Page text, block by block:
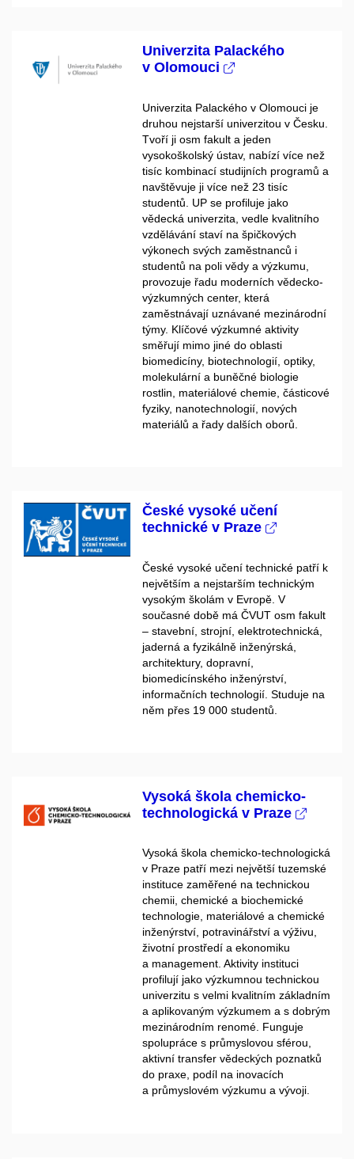
Univerzita Palackého
v Olomouci
Univerzita Palackého v Olomouci je
druhou nejstarší univerzitou v Česku.
Tvoří ji osm fakult a jeden
vysokoškolský ústav, nabízí více než
tisíc kombinací studijních programů a
navštěvuje ji více než 23 tisíc
studentů. UP se profiluje jako
vědecká univerzita, vedle kvalitního
vzdělávání staví na špičkových
výkonech svých zaměstnanců i
studentů na poli vědy a výzkumu,
provozuje řadu moderních vědecko-
výzkumných center, která
zaměstnávají uznávané mezinárodní
týmy. Klíčové výzkumné aktivity
směřují mimo jiné do oblasti
biomedicíny, biotechnologií, optiky,
molekulární a buněčné biologie
rostlin, materiálové chemie, částicové
fyziky, nanotechnologií, nových
materiálů a řady dalších oborů.
České vysoké učení
technické v Praze
České vysoké učení technické patří k
největším a nejstarším technickým
vysokým školám v Evropě. V
současné době má ČVUT osm fakult
– stavební, strojní, elektrotechnická,
jaderná a fyzikálně inženýrská,
architektury, dopravní,
biomedicínského inženýrství,
informačních technologií. Studuje na
něm přes 19 000 studentů.
Vysoká škola chemicko-
technologická v Praze
Vysoká škola chemicko-technologická
v Praze patří mezi největší tuzemské
instituce zaměřené na technickou
chemii, chemické a biochemické
technologie, materiálové a chemické
inženýrství, potravinářství a výživu,
životní prostředí a ekonomiku
a management. Aktivity instituci
profilují jako výzkumnou technickou
univerzitu s velmi kvalitním základním
a aplikovaným výzkumem a s dobrým
mezinárodním renomé. Funguje
spolupráce s průmyslovou sférou,
aktivní transfer vědeckých poznatků
do praxe, podíl na inovacích
a průmyslovém výzkumu a vývoji.